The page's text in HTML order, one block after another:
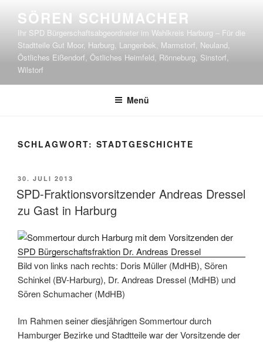
Inhalt
springen
SÖREN SCHUMACHER
Ihr SPD Bürgerschaftsabgeordneter im Wahlkreis Harburg – Für die
Stadtteile Gut Moor, Harburg, Langenbek, Marmstorf, Neuland,
Östliches Eißendorf, Östliches Heimfeld, Rönneburg, Sinstorf,
Wilstorf
Menü
SCHLAGWORT: STADTGESCHICHTE
VERÖFFENTLICHT
AM
30. JULI 2013
SPD-Fraktionsvorsitzender Andreas Dressel
zu Gast in Harburg
Bild von links nach rechts: Doris Müller (MdHB), Sören
Schinkel (BV-Harburg), Dr. Andreas Dressel (MdHB) und
Sören Schumacher (MdHB)
Im Rahmen seiner diesjährigen Sommertour durch
Hamburger Bezirke und Stadtteile war der Vorsitzende der